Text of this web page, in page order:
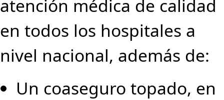
atención médica de calidad
en todos los hospitales a
nivel nacional, además de:
Un coaseguro topado, en